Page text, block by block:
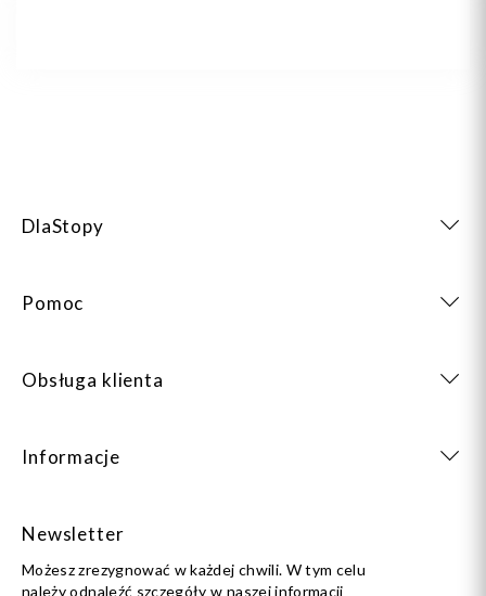
DlaStopy
Pomoc
Obsługa klienta
Informacje
Newsletter
Możesz zrezygnować w każdej chwili. W tym celu
należy odnaleźć szczegóły w naszej informacji